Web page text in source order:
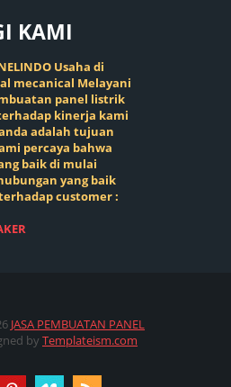
KAMI
Usaha di
mecanical Melayani
panel listrik
kinerja kami
adalah tujuan
percaya bahwa
baik di mulai
yang baik
customer :
JASA PEMBUATAN PANEL
by Templateism.com